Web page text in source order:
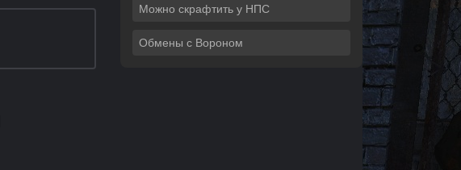
Можно скрафтить у НПС
Обмены с Вороном